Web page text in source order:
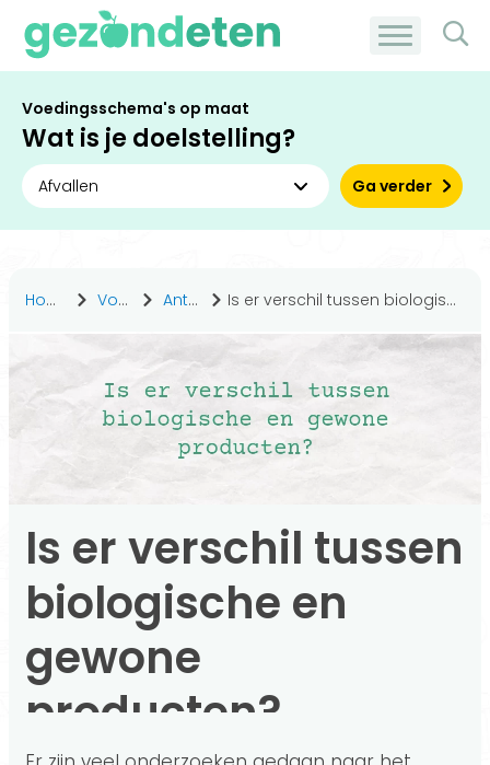
Voedingsschema's op maat
Wat is je doelstelling?
Ga verder
Home Voeding Antwoorden Is er verschil tussen biologische en gewone producten?
Is er verschil tussen
biologische en
gewone
producten?